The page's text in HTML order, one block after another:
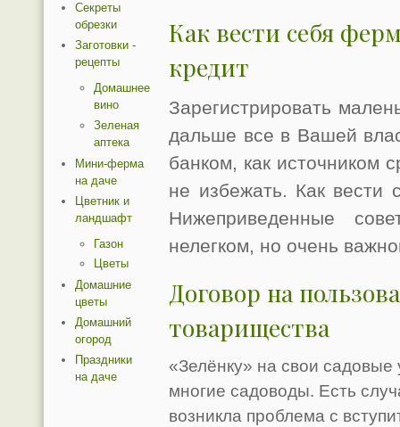
Как вести себя
кредит
Зарегистрировать
дальше все в Вашей
банком, как источником
не избежать. Как вести
Нижеприведенные
нелегком, но очень
Договор на
товарищества
«Зелёнку» на свои
многие садоводы. Есть
возникла проблема с
Секреты
обрезки
Заготовки -
рецепты
Домашнее
вино
Зеленая
аптека
Мини-ферма
на даче
Цветник и
ландшафт
Газон
Цветы
Домашние
цветы
Домашний
огород
Праздники
на даче